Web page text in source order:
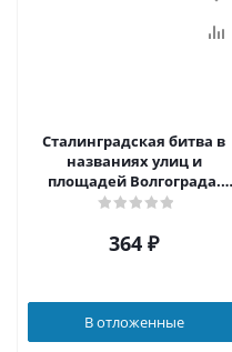
Сталинградская битва в
названиях улиц и
площадей Волгограда.
Словарь-справочник
364 ₽
В отложенные